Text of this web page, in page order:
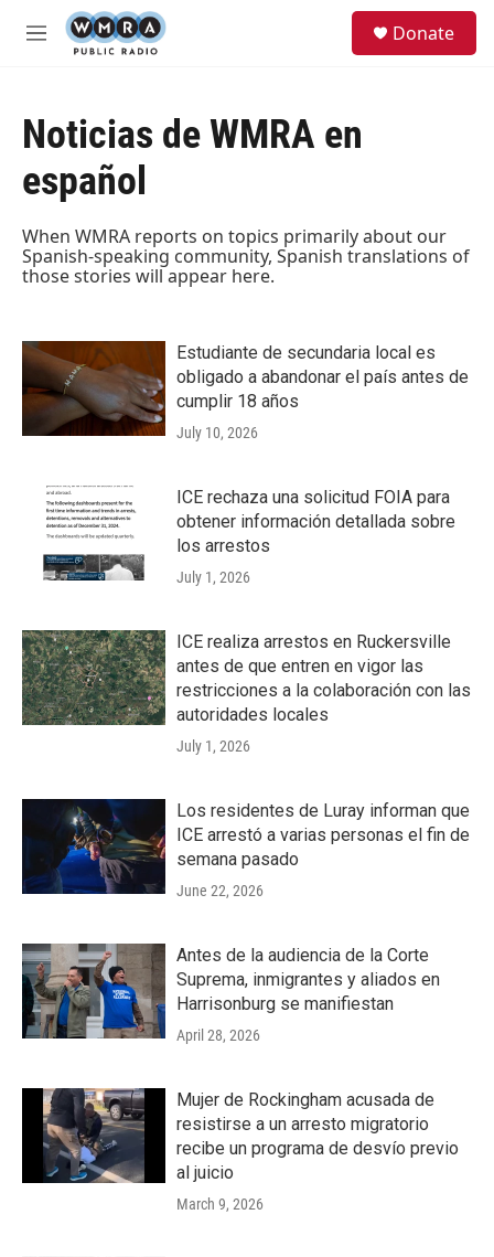
Skip to main content
M
Donate
Noticias de WMRA en
español
When WMRA reports on topics primarily about our
Spanish-speaking community, Spanish translations of
those stories will appear here.
Estudiante de secundaria local es
obligado a abandonar el país antes de
cumplir 18 años
July 10, 2026
ICE rechaza una solicitud FOIA para
obtener información detallada sobre
los arrestos
July 1, 2026
ICE realiza arrestos en Ruckersville
antes de que entren en vigor las
restricciones a la colaboración con las
autoridades locales
July 1, 2026
Los residentes de Luray informan que
ICE arrestó a varias personas el fin de
semana pasado
June 22, 2026
Antes de la audiencia de la Corte
Suprema, inmigrantes y aliados en
Harrisonburg se manifiestan
April 28, 2026
Mujer de Rockingham acusada de
resistirse a un arresto migratorio
recibe un programa de desvío previo
al juicio
March 9, 2026